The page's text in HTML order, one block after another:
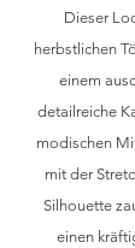
Dieser
herbstlichen
einem
detailreiche
modischen
mit der
Silhouette
einen